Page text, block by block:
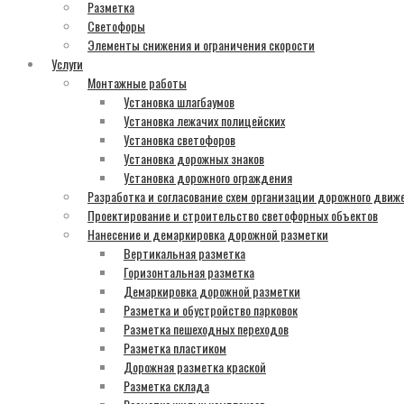
Разметка
Светофоры
Элементы снижения и ограничения скорости
Услуги
Монтажные работы
Установка шлагбаумов
Установка лежачих полицейских
Установка светофоров
Установка дорожных знаков
Установка дорожного ограждения
Разработка и согласование схем организации дорожного
Проектирование и строительство светофорных объектов
Нанесение и демаркировка дорожной разметки
Вертикальная разметка
Горизонтальная разметка
Демаркировка дорожной разметки
Разметка и обустройство парковок
Разметка пешеходных переходов
Разметка пластиком
Дорожная разметка краской
Разметка склада